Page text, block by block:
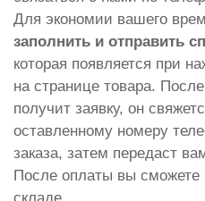
Для экономии вашего
заполнить и отправить
которая появляется при
на странице товара.
получит заявку, он
оставленному номеру
заказа, затем передаст
После оплаты вы сможете
складе.